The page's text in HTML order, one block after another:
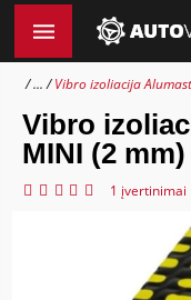
... Vibro izoliacija
Vibro
MINI (2 mm)
1 įvertinimai